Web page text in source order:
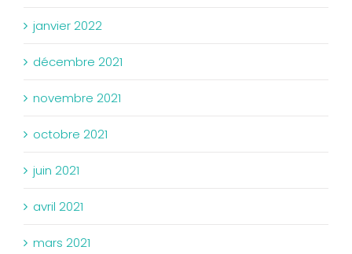
janvier 2022
décembre 2021
novembre 2021
octobre 2021
juin 2021
avril 2021
mars 2021